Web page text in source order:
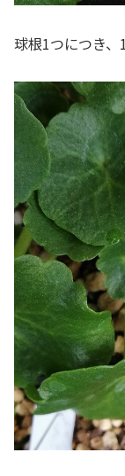
球根1つにつき、